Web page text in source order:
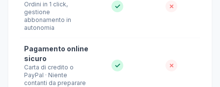
Ordini in 1 click,
gestione
abbonamento in
autonomia
✓ ✗
Pagamento online
sicuro
Carta di credito o
PayPal · Niente
contanti da preparare
✓ ✗